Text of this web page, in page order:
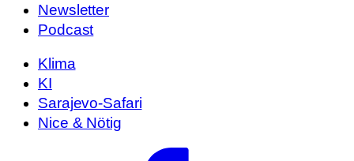
Newsletter
Podcast
Klima
KI
Sarajevo-Safari
Nice & Nötig